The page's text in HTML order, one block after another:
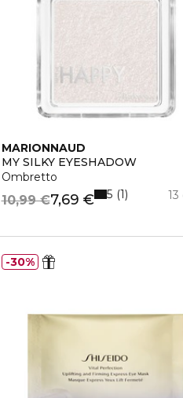
MARIONNAUD
MY SILKY EYESHADOW
Ombretto
7,69 €
10,99 € 13
5 1
30%